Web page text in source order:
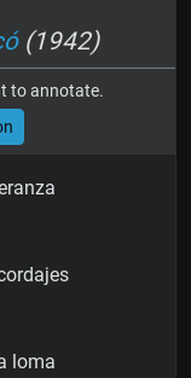
(1942)
to annotate.
loma